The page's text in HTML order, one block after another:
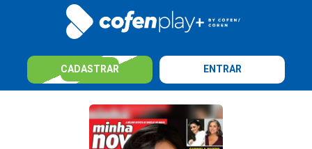
CADASTRAR ENTRAR